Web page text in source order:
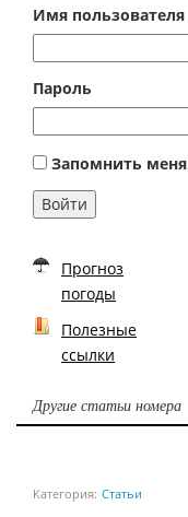
Имя пользователя
Пароль
Запомнить меня
Войти
Прогноз
погоды
Полезные
ссылки
Другие статьи номера
Категория: Статьи